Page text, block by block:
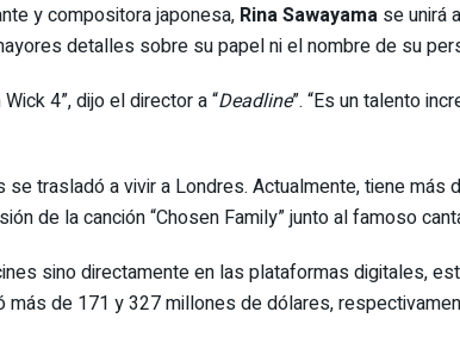
y compositora japonesa, Rina Sawayama se unirá
detalles sobre su papel ni el nombre de su
4”, dijo el director a “Deadline”. “Es un talento
trasladó a vivir a Londres. Actualmente, tiene más
de la canción “Chosen Family” junto al famoso
sino directamente en las plataformas digitales,
de 171 y 327 millones de dólares,